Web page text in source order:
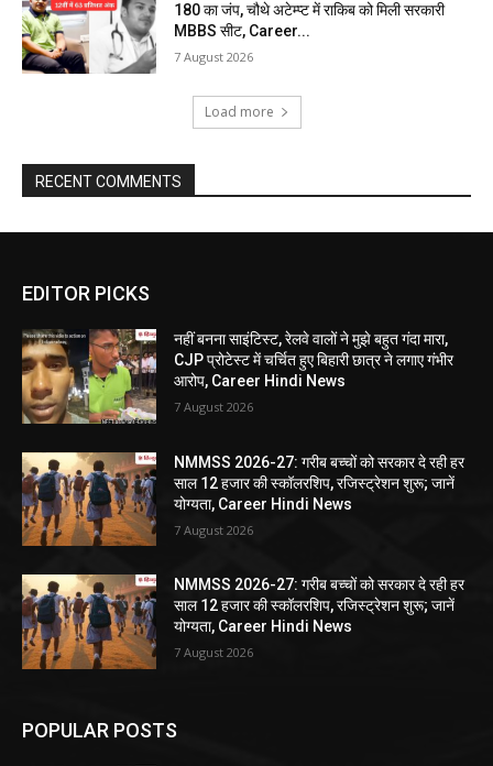
180 का जंप, चौथे अटेम्प्ट में राकिब को मिली सरकारी
MBBS सीट, Career...
7 August 2026
Load more
RECENT COMMENTS
EDITOR PICKS
नहीं बनना साइंटिस्ट, रेलवे वालों ने मुझे बहुत गंदा मारा,
CJP प्रोटेस्ट में चर्चित हुए बिहारी छात्र ने लगाए गंभीर
आरोप, Career Hindi News
7 August 2026
NMMSS 2026-27: गरीब बच्चों को सरकार दे रही हर
साल 12 हजार की स्कॉलरशिप, रजिस्ट्रेशन शुरू; जानें
योग्यता, Career Hindi News
7 August 2026
NMMSS 2026-27: गरीब बच्चों को सरकार दे रही हर
साल 12 हजार की स्कॉलरशिप, रजिस्ट्रेशन शुरू; जानें
योग्यता, Career Hindi News
7 August 2026
POPULAR POSTS